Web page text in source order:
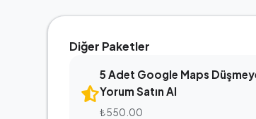
Diğer Paketler
5 Adet Google Maps
Yorum Satın Al
₺550.00